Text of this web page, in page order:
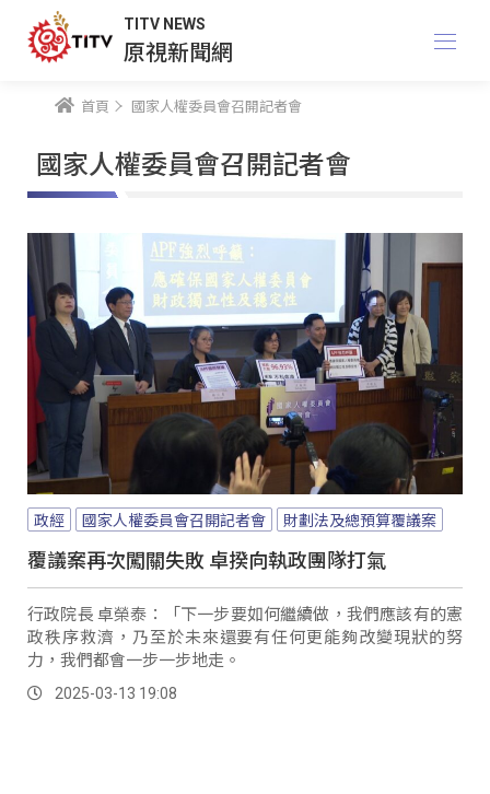
TITV NEWS
原視新聞網
首頁 國家人權委員會召開記者會
國家人權委員會召開記者會
政經 國家人權委員會召開記者會 財劃法及總預算覆議案
覆議案再次闖關失敗 卓揆向執政團隊打氣
行政院長 卓榮泰：「下一步要如何繼續做，我們應該有的憲
政秩序救濟，乃至於未來還要有任何更能夠改變現狀的努
力，我們都會一步一步地走。
2025-03-13 19:08